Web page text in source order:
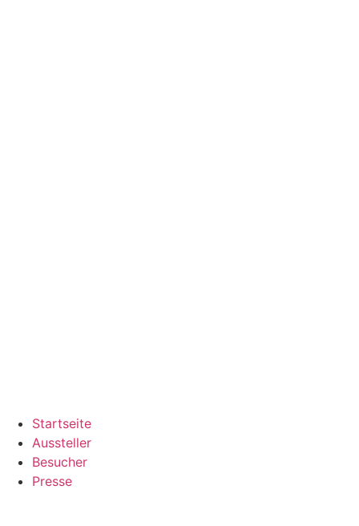
Startseite
Aussteller
Besucher
Presse